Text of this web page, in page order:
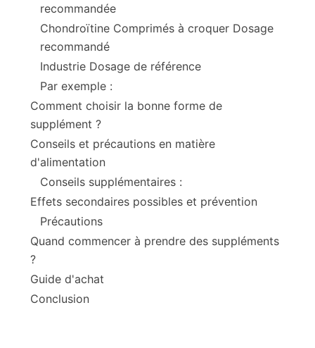
recommandée
Chondroïtine Comprimés à croquer Dosage
recommandé
Industrie Dosage de référence
Par exemple :
Comment choisir la bonne forme de
supplément ?
Conseils et précautions en matière
d'alimentation
Conseils supplémentaires :
Effets secondaires possibles et prévention
Précautions
Quand commencer à prendre des suppléments
?
Guide d'achat
Conclusion